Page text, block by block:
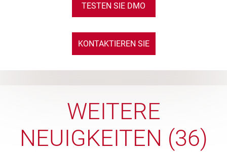
TESTEN SIE DMO
KONTAKTIEREN SIE
WEITERE
NEUIGKEITEN (36)